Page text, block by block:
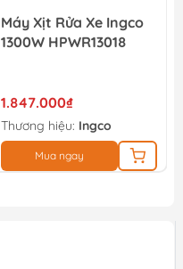
Máy Xịt Rửa Xe Ingco
1300W HPWR13018
1.847.000₫
Thương hiệu: Ingco
Mua ngay